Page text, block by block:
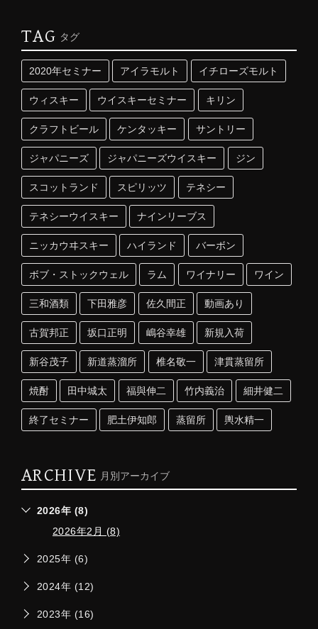
TAG タグ
2020年セミナー アイラモルト イチローズモルト
ウィスキー ウイスキーセミナー キリン
クラフトビール ケンタッキー サントリー
ジャパニーズ ジャパニーズウイスキー ジン
スコットランド スピリッツ テネシー
テネシーウイスキー ナインリーブス
ニッカウヰスキー ハイランド バーボン
ボブ・ストックウェル ラム ワイナリー ワイン
三和酒類 下田雅彦 佐久間正 動画あり
古賀邦正 坂口正明 嶋谷幸雄 新規入荷
新谷茂子 新道蒸溜所 椎名敬一 津貫蒸留所
焼酎 田中城太 福與伸二 竹内義治 細井健二
終了セミナー 肥土伊知郎 蒸留所 輿水精一
ARCHIVE 月別アーカイブ
2026年 (8)
2026年2月 (8)
2025年 (6)
2024年 (12)
2023年 (16)